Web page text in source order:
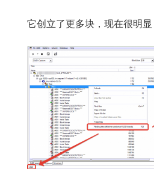
它创立了更多块，现在很明显